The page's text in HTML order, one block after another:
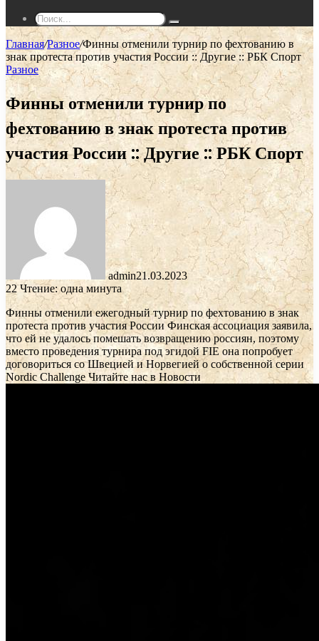
Поиск...
Главная/Разное/Финны отменили турнир по фехтованию в
знак протеста против участия России :: Другие :: РБК Спорт
Разное
Финны отменили турнир по
фехтованию в знак протеста против
участия России :: Другие :: РБК Спорт
admin21.03.2023
22Чтение: одна минута
Финны отменили ежегодный турнир по фехтованию в знак
протеста против участия РоссииФинская ассоциация заявила,
что ей не удалось помешать возвращению россиян, поэтому
вместо проведения турнира под эгидой FIE она попробует
договориться со Швецией и Норвегией о собственной серии
Nordic Challenge Читайте нас в Новости